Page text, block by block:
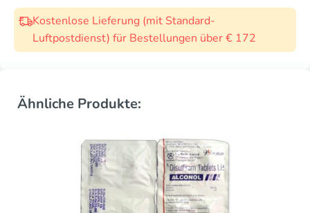
Kostenlose Lieferung (mit Standard-
Luftpostdienst) für Bestellungen über € 172
Ähnliche Produkte: